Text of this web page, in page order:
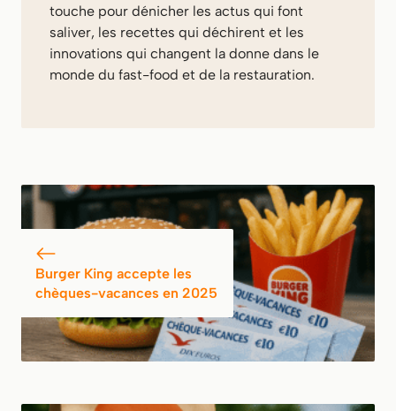
touche pour dénicher les actus qui font
saliver, les recettes qui déchirent et les
innovations qui changent la donne dans le
monde du fast-food et de la restauration.
Burger King accepte les
chèques-vacances en 2025